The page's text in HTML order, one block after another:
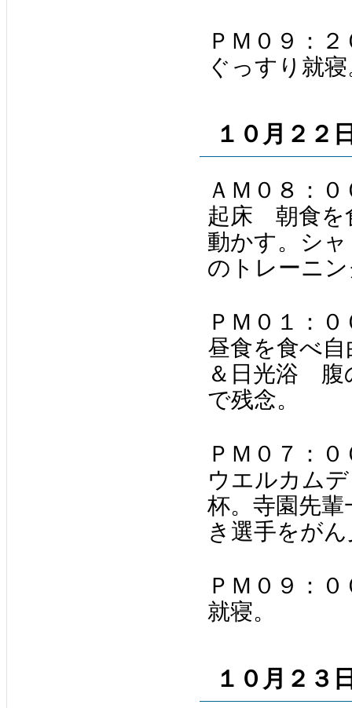
ＰＭ０９：２
ぐっすり就
１０月２２
ＡＭ０８：０
起床 朝食を
動かす。シ
のトレーニ
ＰＭ０１：０
昼食を食べ
＆日光浴 腹
で残念。
ＰＭ０７：０
ウエルカム
杯。寺園先
き選手をが
ＰＭ０９：０
就寝。
１０月２３